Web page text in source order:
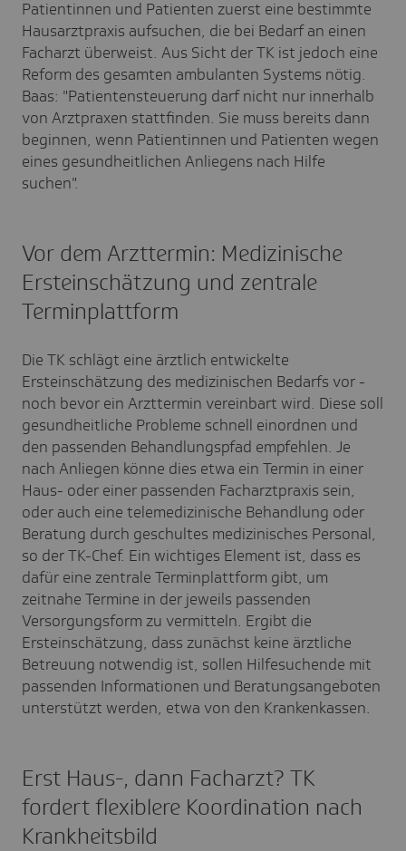
Patientinnen und Patienten zuerst eine bestimmte
Hausarztpraxis aufsuchen, die bei Bedarf an einen
Facharzt überweist. Aus Sicht der TK ist jedoch eine
Reform des gesamten ambulanten Systems nötig.
Baas: "Patientensteuerung darf nicht nur innerhalb
von Arztpraxen stattfinden. Sie muss bereits dann
beginnen, wenn Patientinnen und Patienten wegen
eines gesundheitlichen Anliegens nach Hilfe
suchen".
Vor dem Arzttermin: Medizinische
Ersteinschätzung und zentrale
Terminplattform
Die TK schlägt eine ärztlich entwickelte
Ersteinschätzung des medizinischen Bedarfs vor -
noch bevor ein Arzttermin vereinbart wird. Diese soll
gesundheitliche Probleme schnell einordnen und
den passenden Behandlungspfad empfehlen. Je
nach Anliegen könne dies etwa ein Termin in einer
Haus- oder einer passenden Facharztpraxis sein,
oder auch eine telemedizinische Behandlung oder
Beratung durch geschultes medizinisches Personal,
so der TK-Chef. Ein wichtiges Element ist, dass es
dafür eine zentrale Terminplattform gibt, um
zeitnahe Termine in der jeweils passenden
Versorgungsform zu vermitteln. Ergibt die
Ersteinschätzung, dass zunächst keine ärztliche
Betreuung notwendig ist, sollen Hilfesuchende mit
passenden Informationen und Beratungsangeboten
unterstützt werden, etwa von den Krankenkassen.
Erst Haus-, dann Facharzt? TK
fordert flexiblere Koordination nach
Krankheitsbild